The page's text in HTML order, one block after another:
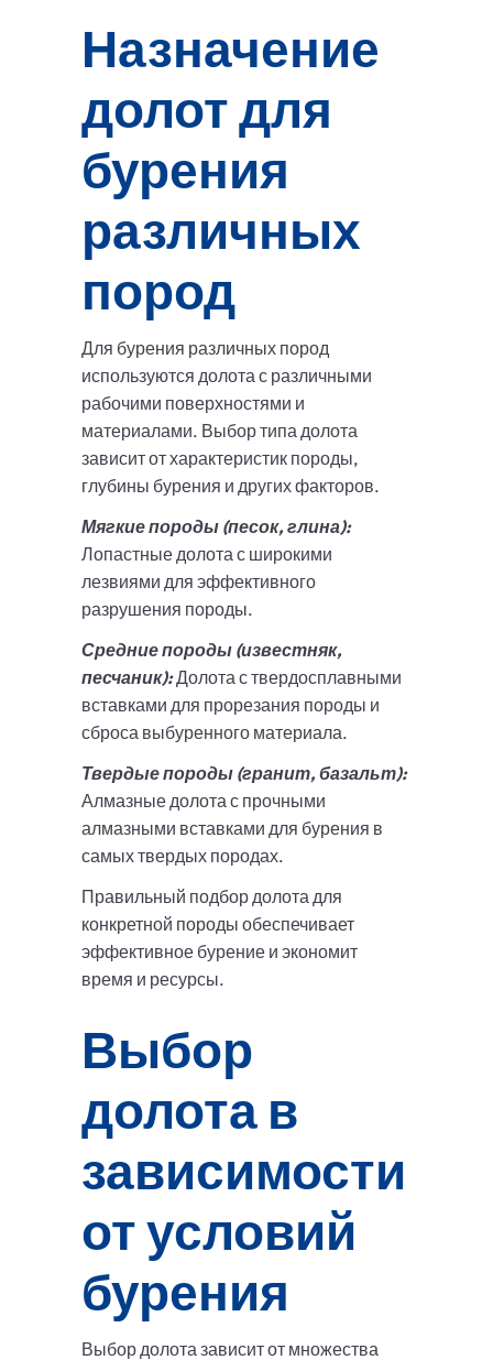
Назначение
долот для
бурения
различных
пород
Для бурения различных пород
используются долота с различными
рабочими поверхностями и
материалами. Выбор типа долота
зависит от характеристик породы,
глубины бурения и других факторов.
Мягкие породы (песок, глина):
Лопастные долота с широкими
лезвиями для эффективного
разрушения породы.
Средние породы (известняк,
песчаник):Долота с твердосплавными
вставками для прорезания породы и
сброса выбуренного материала.
Твердые породы (гранит, базальт):
Алмазные долота с прочными
алмазными вставками для бурения в
самых твердых породах.
Правильный подбор долота для
конкретной породы обеспечивает
эффективное бурение и экономит
время и ресурсы.
Выбор
долота в
зависимости
от условий
бурения
Выбор долота зависит от множества